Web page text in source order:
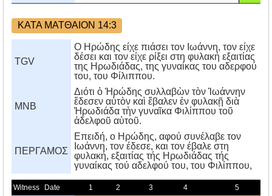
ΚΑΤΑ ΜΑΤΘΑΙΟΝ 14:3
TGV
Ο Ηρώδης είχε πιάσει τον Ιωάννη, τον είχε
δέσει και τον είχε ρίξει στη φυλακή εξαιτίας
της Ηρωδιάδας, της γυναίκας του αδερφού
του, του Φίλιππου.
MNB
Διότι ὁ Ἡρώδης συλλαβὼν τὸν Ἰωάννην
ἔδεσεν αὐτὸν καὶ ἔβαλεν ἐν φυλακῇ διὰ
Ἡρωδιάδα τὴν γυναῖκα Φιλίππου τοῦ
ἀδελφοῦ αὑτοῦ.
ΠΕΡΓΑΜΟΣ
Eπειδή, ο Hρώδης, αφού συνέλαβε τον
Iωάννη, τον έδεσε, και τον έβαλε στη
φυλακή, εξαιτίας τής Hρωδιάδας τής
γυναίκας τού αδελφού του, του Φιλίππου,
Witness Date 1 2 3 4 5